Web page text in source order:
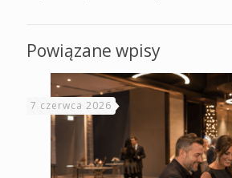
Powiązane wpisy
7 czerwca 2026